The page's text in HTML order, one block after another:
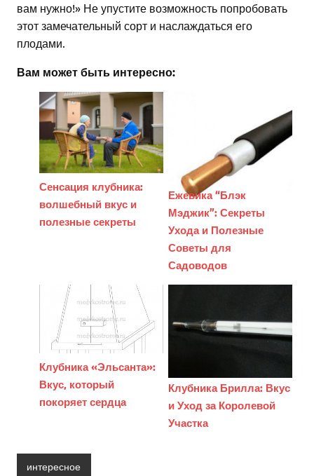
вам нужно!» Не упустите возможность попробовать
этот замечательный сорт и наслаждаться его
плодами.
Вам может быть интересно:
Сенсация клубника:
волшебный вкус и
полезные секреты
Ежевика “Блэк
Мэджик”: Секреты
Ухода и Полезные
Советы для
Садоводов
Клубника «Эльсанта»:
Вкус, который
покоряет сердца
Клубника Брилла: Вкус
и Уход за Королевой
Участка
интересное